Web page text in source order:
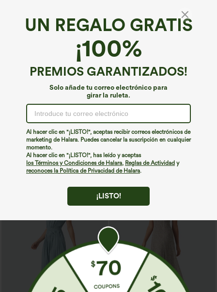
UN REGALO GRATIS
¡100%
PREMIOS GARANTIZADOS!
Solo añade tu correo electrónico para
girar la ruleta.
Al hacer clic en "¡LISTO!", aceptas recibir correos electrónicos de
marketing de Halara. Puedes cancelar la suscripción en cualquier
momento.
Al hacer clic en "¡LISTO!", has leído y aceptas
los Términos y Condiciones de Halara, Reglas de Actividad y
reconoces la Política de Privacidad de Halara.
¡LISTO!
€22,95 EUR €44,95 EUR
SoftlyZero™ Vestido tipo lencero maxi
estilo sirena, aireado, tacto fresco —
€53,95 EUR
cordones y bolsillos